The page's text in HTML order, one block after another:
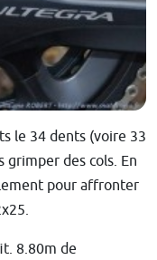
le 34 dents (voire 33
des cols. En
pour affronter
8.80m de